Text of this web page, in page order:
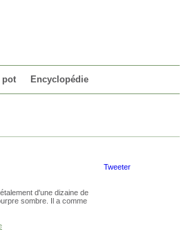
pot Encyclopédie
d'une dizaine de
sombre. Il a comme
Tweeter